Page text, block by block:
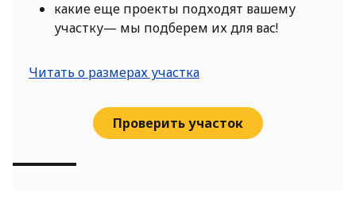
какие еще проекты подходят вашему
участку— мы подберем их для вас!
Читать о размерах участка
Проверить участок